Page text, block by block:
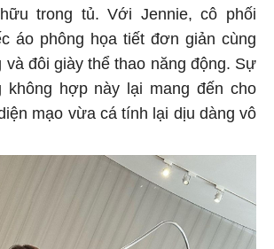
trong tủ. Với Jennie, cô phối
áo phông họa tiết đơn giản cùng
và đôi giày thể thao năng động. Sự
không hợp này lại mang đến cho
mạo vừa cá tính lại dịu dàng vô